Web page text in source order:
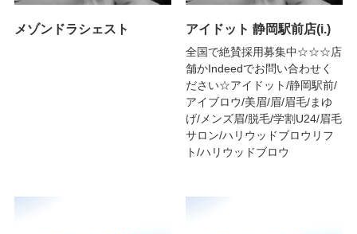
メゾンドラシェスト アイドット 静岡駅前店(i.)
全国で絶賛採用募集中☆☆☆店
舗かIndeedでお問い合わせく
ださい☆アイドット/静岡駅前/
アイブロウ/美眉/眉/眉毛/まゆ
げ/メンズ眉/脱毛/学割U24/眉毛
サロン/ハリウッドブロウリフ
ト/ハリウッドブロウ